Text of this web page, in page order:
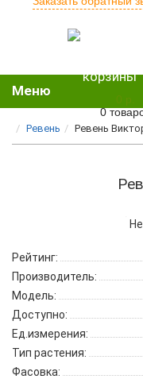
0
Меню
Ревень Ревень
Рейтинг:
Производитель:
Модель:
Доступно:
Ед.измерения:
Тип растения:
Фасовка: